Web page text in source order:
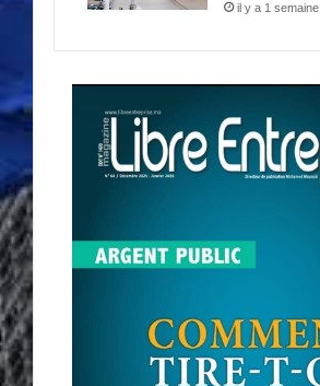
il y a 1 semaine